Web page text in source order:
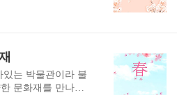
터 쌍둥이 빌딩과 충
지에서 샌프란시
피..
, 오스트리아. 헝가
이이므로 전쟁이
트리아. 헝가리 제
로 뒤늦게 연합국
중 미국까지 연합
는 박물관이라 불
문화재를 만나고